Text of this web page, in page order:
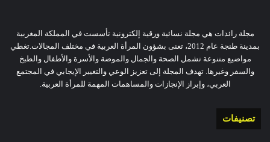
مجلة رائدات هي مجلة نسائية ورقية إلكترونية تأسست في المملكة المغربية
بمدينة طنجة عام 2012، تعنى بشؤون المرأة العربية في مختلف المجالات.تغطي
مواضيع متنوعة تشمل الصحة والجمال والموضة والأسرة والأطفال والطبخ
والسفر وغيرها. تهدف المجلة إلى تعزيز الوعي والتغيير الإيجابي في المجتمع
العربي، وإبراز الإنجازات والمساهمات المهمة للمرأة العربية.
تصنيفات